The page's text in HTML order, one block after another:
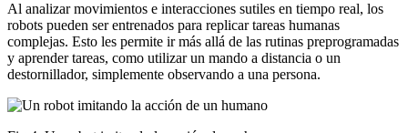
Al analizar movimientos e interacciones sutiles en tiempo real, los
robots pueden ser entrenados para replicar tareas humanas
complejas. Esto les permite ir más allá de las rutinas preprogramadas
y aprender tareas, como utilizar un mando a distancia o un
destornillador, simplemente observando a una persona.